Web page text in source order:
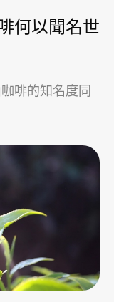
何以聞名世
啡的知名度同